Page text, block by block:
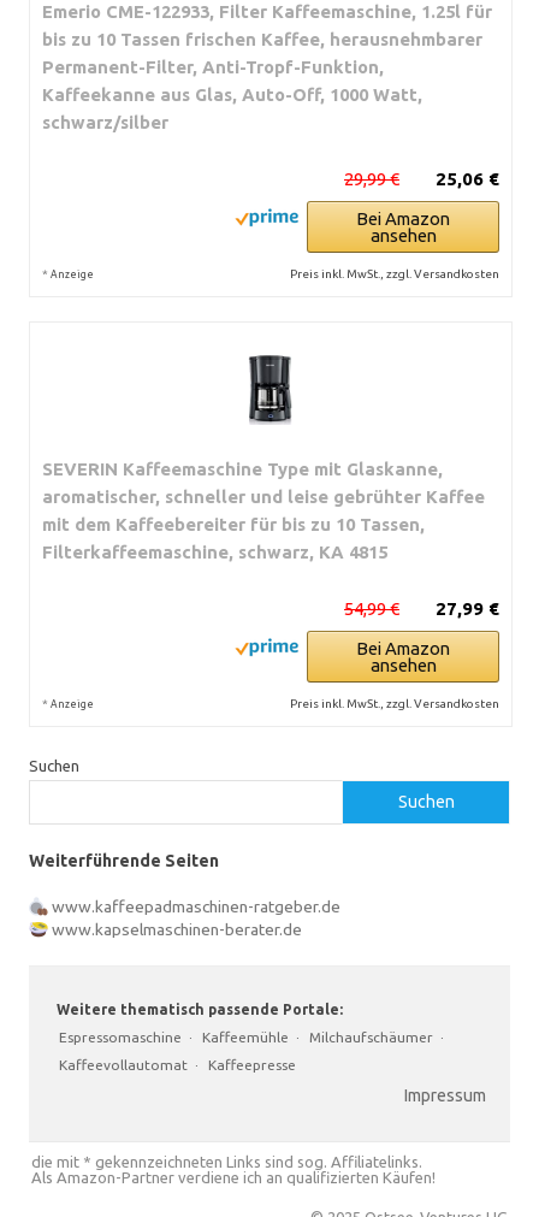
Emerio CME-122933, Filter Kaffeemaschine, 1.25l für
bis zu 10 Tassen frischen Kaffee, herausnehmbarer
Permanent-Filter, Anti-Tropf-Funktion,
Kaffeekanne aus Glas, Auto-Off, 1000 Watt,
schwarz/silber
25,06 €
29,99 €
Bei Amazon
ansehen
* Anzeige Preis inkl. MwSt., zzgl. Versandkosten
SEVERIN Kaffeemaschine Type mit Glaskanne,
aromatischer, schneller und leise gebrühter Kaffee
mit dem Kaffeebereiter für bis zu 10 Tassen,
Filterkaffeemaschine, schwarz, KA 4815
27,99 €
54,99 €
Bei Amazon
ansehen
* Anzeige Preis inkl. MwSt., zzgl. Versandkosten
Suchen
Suchen
Weiterführende Seiten
www.kaffeepadmaschinen-ratgeber.de
www.kapselmaschinen-berater.de
Weitere thematisch passende Portale:
Espressomaschine · Kaffeemühle · Milchaufschäumer ·
Kaffeevollautomat · Kaffeepresse
Impressum
die mit * gekennzeichneten Links sind sog. Affiliatelinks.
Als Amazon-Partner verdiene ich an qualifizierten Käufen!